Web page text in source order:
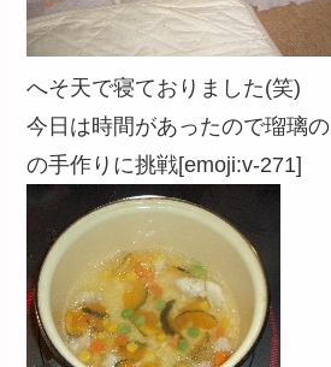
へそ天で寝ておりました(笑)
今日は時間があったので瑠璃
の手作りに挑戦[emoji:v-271]